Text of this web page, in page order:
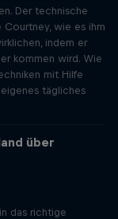
Der technische
wie es ihm
indem er
kommen wird. Wie
mit Hilfe
tägliches
über
das richtige